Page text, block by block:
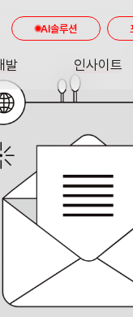
발 인사이트
INSIGHT
AI솔루션